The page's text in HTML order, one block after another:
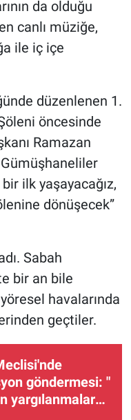
da olduğu
canlı müziğe,
ile iç içe
düzenlenen 1.
öncesinde
Ramazan
ilk yaşayacağız,
dönüşecek”
Sabah
bir an bile
havalarında
geçtiler.
göndermesi: "
yargılanmalar